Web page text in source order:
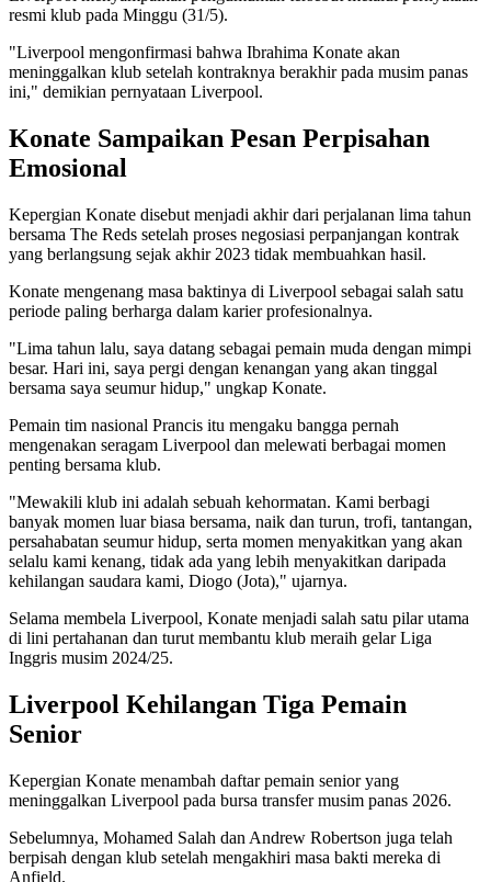
resmi klub pada Minggu (31/5).
"Liverpool mengonfirmasi bahwa Ibrahima Konate akan
meninggalkan klub setelah kontraknya berakhir pada musim panas
ini," demikian pernyataan Liverpool.
Konate Sampaikan Pesan Perpisahan
Emosional
Kepergian Konate disebut menjadi akhir dari perjalanan lima tahun
bersama The Reds setelah proses negosiasi perpanjangan kontrak
yang berlangsung sejak akhir 2023 tidak membuahkan hasil.
Konate mengenang masa baktinya di Liverpool sebagai salah satu
periode paling berharga dalam karier profesionalnya.
"Lima tahun lalu, saya datang sebagai pemain muda dengan mimpi
besar. Hari ini, saya pergi dengan kenangan yang akan tinggal
bersama saya seumur hidup," ungkap Konate.
Pemain tim nasional Prancis itu mengaku bangga pernah
mengenakan seragam Liverpool dan melewati berbagai momen
penting bersama klub.
"Mewakili klub ini adalah sebuah kehormatan. Kami berbagi
banyak momen luar biasa bersama, naik dan turun, trofi, tantangan,
persahabatan seumur hidup, serta momen menyakitkan yang akan
selalu kami kenang, tidak ada yang lebih menyakitkan daripada
kehilangan saudara kami, Diogo (Jota)," ujarnya.
Selama membela Liverpool, Konate menjadi salah satu pilar utama
di lini pertahanan dan turut membantu klub meraih gelar Liga
Inggris musim 2024/25.
Liverpool Kehilangan Tiga Pemain
Senior
Kepergian Konate menambah daftar pemain senior yang
meninggalkan Liverpool pada bursa transfer musim panas 2026.
Sebelumnya, Mohamed Salah dan Andrew Robertson juga telah
berpisah dengan klub setelah mengakhiri masa bakti mereka di
Anfield.